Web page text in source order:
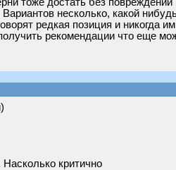
несколько, какой
редкая позиция и никогда
рекомендации что еще
критично